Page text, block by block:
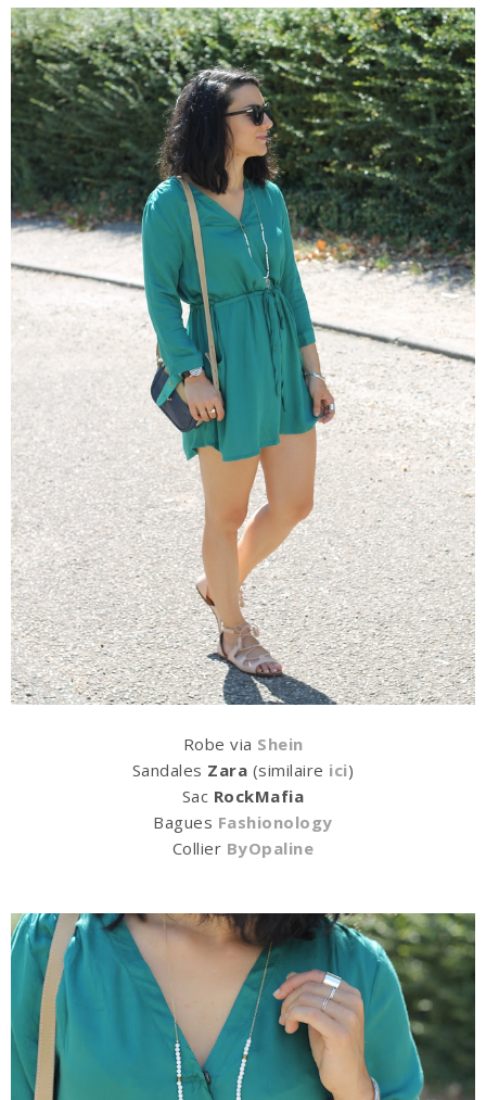
Robe via Shein
Sandales Zara (similaire ici)
Sac RockMafia
Bagues Fashionology
Collier ByOpaline